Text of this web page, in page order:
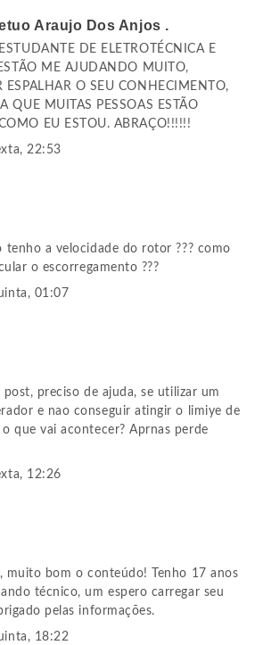
Araujo Dos Anjos .
DE ELETROTÉCNICA E
ME AJUDANDO MUITO,
ESPALHAR O SEU CONHECIMENTO,
QUE MUITAS PESSOAS ESTÃO
EU ESTOU. ABRAÇO!!!!!!
22:53
tenho a velocidade do rotor ??? como
o escorregamento ???
01:07
preciso de ajuda, se utilizar um
e nao conseguir atingir o limiye de
que vai acontecer? Aprnas perde
12:26
muito bom o conteúdo! Tenho 17 anos
técnico, um espero carregar seu
pelas informações.
18:22